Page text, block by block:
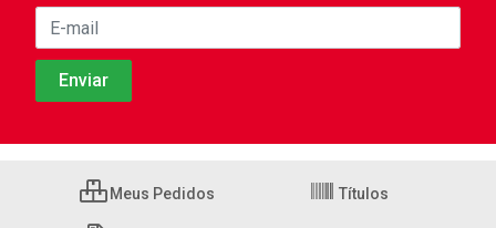
Meus Pedidos Títulos